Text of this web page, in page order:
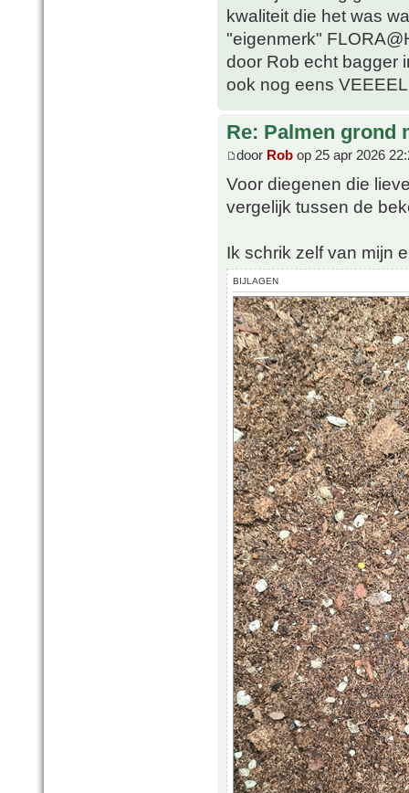
kwaliteit die het was
"eigenmerk"
door Rob echt bagger
ook nog eens
Re: Palmen grond
door Rob op 25 apr 2026
Voor diegenen die
vergelijk tussen de
Ik schrik zelf van mijn
BIJLAGEN